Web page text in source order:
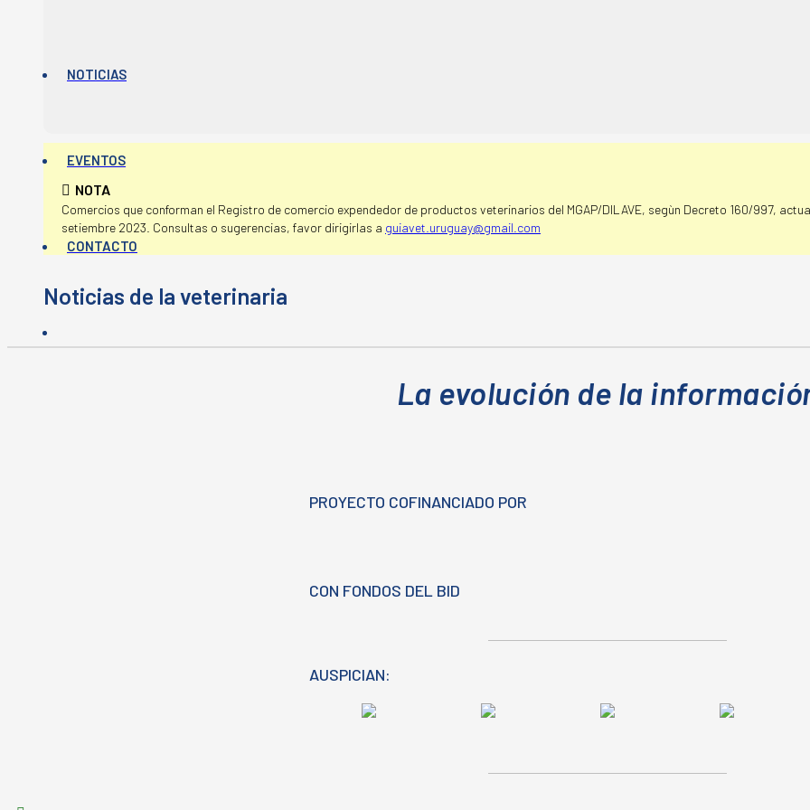
NOTICIAS
EVENTOS
CONTACTO
NOTA
Comercios que conforman el Registro de comercio expendedor de productos veterinarios del MGAP/DILAVE, segùn Decreto 160/997,
setiembre 2023. Consultas o sugerencias, favor dirigirlas a guiavet.uruguay@gmail.com
La evolución de la
PROYECTO COFINANCIADO POR
CON FONDOS DEL BID
AUSPICIAN: